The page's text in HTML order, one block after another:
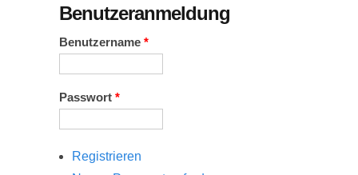
Benutzeranmeldung
Benutzername *
Passwort *
Registrieren